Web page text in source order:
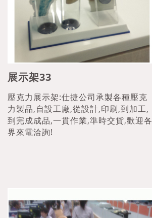
展示架33
壓克力展示架:仕捷公司承製各種壓克
力製品,自設工廠,從設計,印刷,到加工,
到完成成品,一貫作業,準時交貨,歡迎各
界來電洽詢!